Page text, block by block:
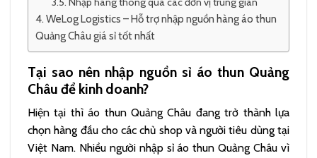
WeLog Logistics – Hỗ trợ nhập nguồn hàng áo thun
Quảng Châu giá sỉ tốt nhất
Tại sao nên nhập nguồn sỉ áo thun Quảng
Châu để kinh doanh?
Hiện tại thì áo thun Quảng Châu đang trở thành lựa
chọn hàng đầu cho các chủ shop và người tiêu dùng tại
Việt Nam. Nhiều người nhập sỉ áo thun Quảng Châu vì